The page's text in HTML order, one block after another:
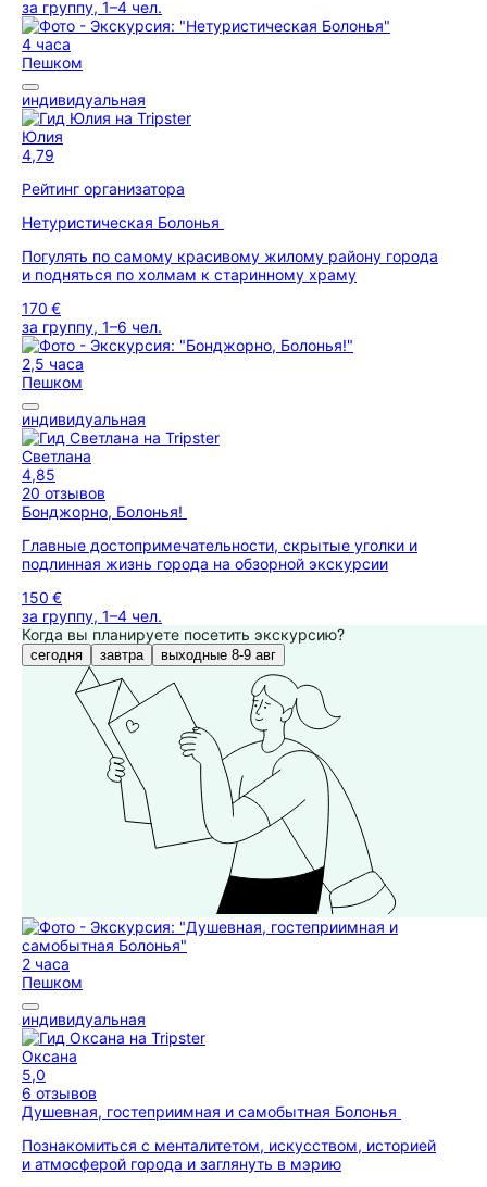
за группу, 1–4 чел.
4 часа
Пешком
индивидуальная
Юлия
4,79
Рейтинг организатора
Нетуристическая Болонья
Погулять по самому красивому жилому району города
и подняться по холмам к старинному храму
170 €
за группу, 1–6 чел.
2,5 часа
Пешком
индивидуальная
Светлана
4,85
20 отзывов
Бонджорно, Болонья!
Главные достопримечательности, скрытые уголки и
подлинная жизнь города на обзорной экскурсии
150 €
за группу, 1–4 чел.
Когда вы планируете посетить экскурсию?
сегодня завтра выходные 8-9 авг
2 часа
Пешком
индивидуальная
Оксана
5,0
6 отзывов
Душевная, гостеприимная и самобытная Болонья
Познакомиться с менталитетом, искусством, историей
и атмосферой города и заглянуть в мэрию